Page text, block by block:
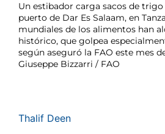
Un estibador carga sacos de
puerto de Dar Es Salaam, en
mundiales de los alimentos han
histórico, que golpea
según aseguró la FAO este mes
Giuseppe Bizzarri / FAO
Thalif Deen